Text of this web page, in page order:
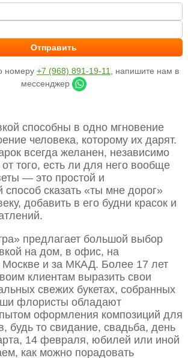
номеру +7 (968) 891-19-11
, напишите нам в
мессенджер
способны в одно мгновение
человека, которому их дарят.
всегда желанен, независимо
того, есть ли для него вообще
— это простой и
способ сказать «ты мне дорог»
добавить в его будни красок и
предлагает большой выбор
на дом, в офис, на
Москве и за МКАД. Более 17 лет
клиентам выразить свои
свежих букетах, собранных
флористы обладают
оформления композиций для
будь то свидание, свадьба, день
14 февраля, юбилей или иной
как можно порадовать